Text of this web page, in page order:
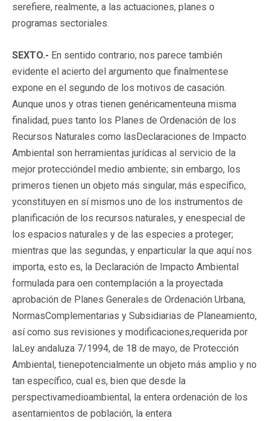
serefiere, realmente, a las actuaciones, planes o
programas sectoriales.
SEXTO.- En sentido contrario, nos parece también
evidente el acierto del argumento que finalmentese
expone en el segundo de los motivos de casación.
Aunque unos y otras tienen genéricamenteuna misma
finalidad, pues tanto los Planes de Ordenación de los
Recursos Naturales como lasDeclaraciones de Impacto
Ambiental son herramientas jurídicas al servicio de la
mejor proteccióndel medio ambiente; sin embargo, los
primeros tienen un objeto más singular, más específico,
yconstituyen en sí mismos uno de los instrumentos de
planificación de los recursos naturales, y enespecial de
los espacios naturales y de las especies a proteger;
mientras que las segundas, y enparticular la que aquí nos
importa, esto es, la Declaración de Impacto Ambiental
formulada para oen contemplación a la proyectada
aprobación de Planes Generales de Ordenación Urbana,
NormasComplementarias y Subsidiarias de Planeamiento,
así como sus revisiones y modificaciones,requerida por
laLey andaluza 7/1994, de 18 de mayo, de Protección
Ambiental, tienepotencialmente un objeto más amplio y no
tan específico, cual es, bien que desde la
perspectivamedioambiental, la entera ordenación de los
asentamientos de población, la entera